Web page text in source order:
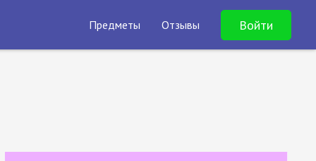
Предметы Отзывы Войти